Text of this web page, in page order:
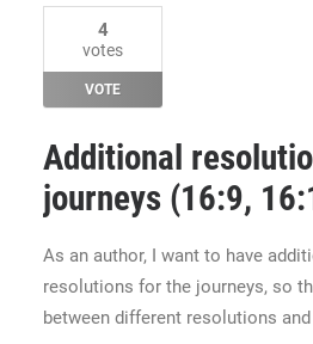
4
votes
VOTE
Additional
journeys (16:9,
As an author, I want to have
resolutions for the journeys, so
between different resolutions